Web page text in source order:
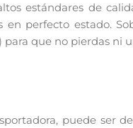
estándares de
perfecto estado.
que no pierdas ni
puede ser